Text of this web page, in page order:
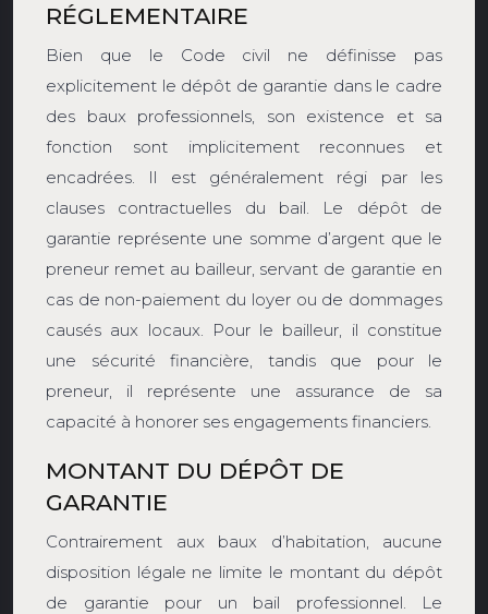
RÉGLEMENTAIRE
Bien que le Code civil ne définisse pas
explicitement le dépôt de garantie dans le cadre
des baux professionnels, son existence et sa
fonction sont implicitement reconnues et
encadrées. Il est généralement régi par les
clauses contractuelles du bail. Le dépôt de
garantie représente une somme d’argent que le
preneur remet au bailleur, servant de garantie en
cas de non-paiement du loyer ou de dommages
causés aux locaux. Pour le bailleur, il constitue
une sécurité financière, tandis que pour le
preneur, il représente une assurance de sa
capacité à honorer ses engagements financiers.
MONTANT DU DÉPÔT DE
GARANTIE
Contrairement aux baux d’habitation, aucune
disposition légale ne limite le montant du dépôt
de garantie pour un bail professionnel. Le